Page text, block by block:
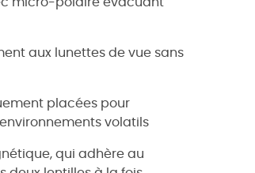
aux lunettes de vue sans
placées pour
volatils
qui adhère au